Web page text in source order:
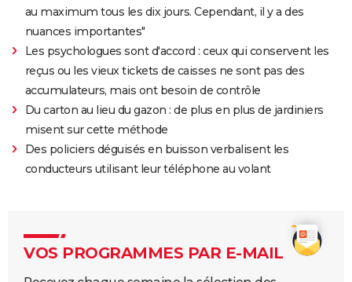
au maximum tous les dix jours. Cependant, il y a des
nuances importantes"
Les psychologues sont d'accord : ceux qui conservent les
reçus ou les vieux tickets de caisses ne sont pas des
accumulateurs, mais ont besoin de contrôle
Du carton au lieu du gazon : de plus en plus de jardiniers
misent sur cette méthode
Des policiers déguisés en buisson verbalisent les
conducteurs utilisant leur téléphone au volant
VOS PROGRAMMES PAR E-MAIL